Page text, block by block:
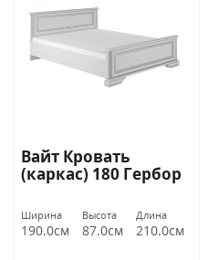
Вайт Кровать
(каркас) 180 Гербор
Ширина
190.0см
Высота
87.0см
Длина
210.0см